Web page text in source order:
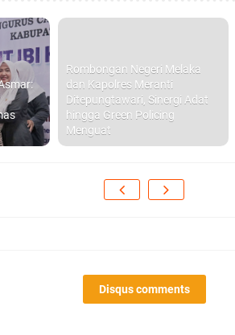
Rombongan Negeri Melaka
dan Kapolres Meranti
Ditepungtawari, Sinergi Adat
hingga Green Policing
Menguat
Disqus comments